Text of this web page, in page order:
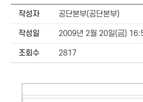
작성자 공단본부(공단본부)
작성일 2009년 2월 20일(금)
조회수 2817